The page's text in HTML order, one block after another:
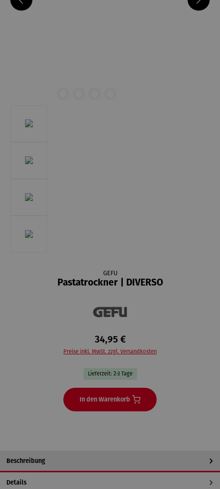
GEFU
Pastatrockner | DIVERSO
34,95 €
Preise inkl. MwSt. zzgl. Versandkosten
Lieferzeit: 2-3 Tage
In den Warenkorb
Beschreibung
Details